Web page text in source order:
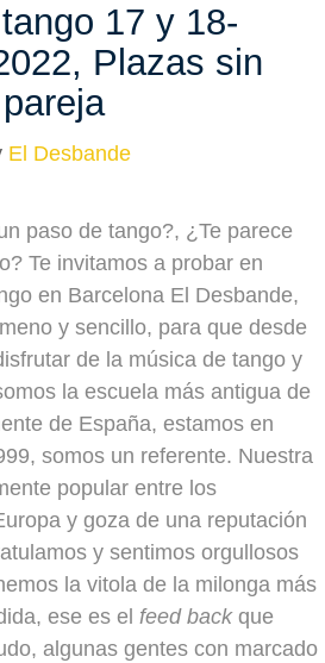
17 y 18-
Plazas sin
El Desbande
paso de tango?, ¿Te parece
Te invitamos a probar en
en Barcelona El Desbande,
y sencillo, para que desde
de la música de tango y
la escuela más antigua de
de España, estamos en
somos un referente. Nuestra
popular entre los
y goza de una reputación
y sentimos orgullosos
la vitola de la milonga más
ese es el feed backque
algunas gentes con marcado